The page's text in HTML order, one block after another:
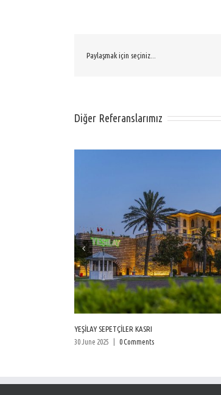
Paylaşmak için seçiniz...
Diğer Referanslarımız
YEŞİLAY SEPETÇİLER KASRI
30 June 2025 0 Comments